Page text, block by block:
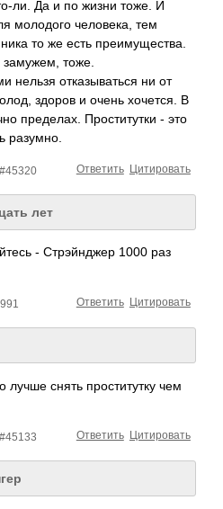
ли. Да и по жизни тоже. И
молодого человека, тем
то же есть преимущества.
замужем, тоже.
нельзя отказываться ни от
здоров и очень хочется. В
пределах. Проститутки - это
разумно.
Цитировать
Ответить
лет
- Стрэйнджер 1000 раз
Цитировать
Ответить
лучше снять проститутку чем
Цитировать
Ответить